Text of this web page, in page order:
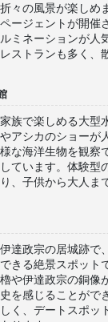
折々の風景が楽しめ
ページェントが開催
ルミネーションが人
レストランも多く、
家族で楽しめる大型
やアシカのショーが
様な海洋生物を観察
しています。体験型
り、子供から大人ま
伊達政宗の居城跡で
できる絶景スポット
櫓や伊達政宗の銅像
史を感じることがで
しく、デートスポッ